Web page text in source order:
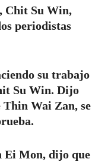
Chit Su Win,
periodistas
su trabajo
Su Win. Dijo
Wai Zan, se
Ei Mon, dijo que